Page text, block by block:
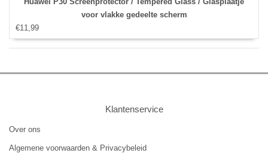
voor vlakke gedeelte scherm
€11,99
Klantenservice
Over ons
Algemene voorwaarden & Privacybeleid